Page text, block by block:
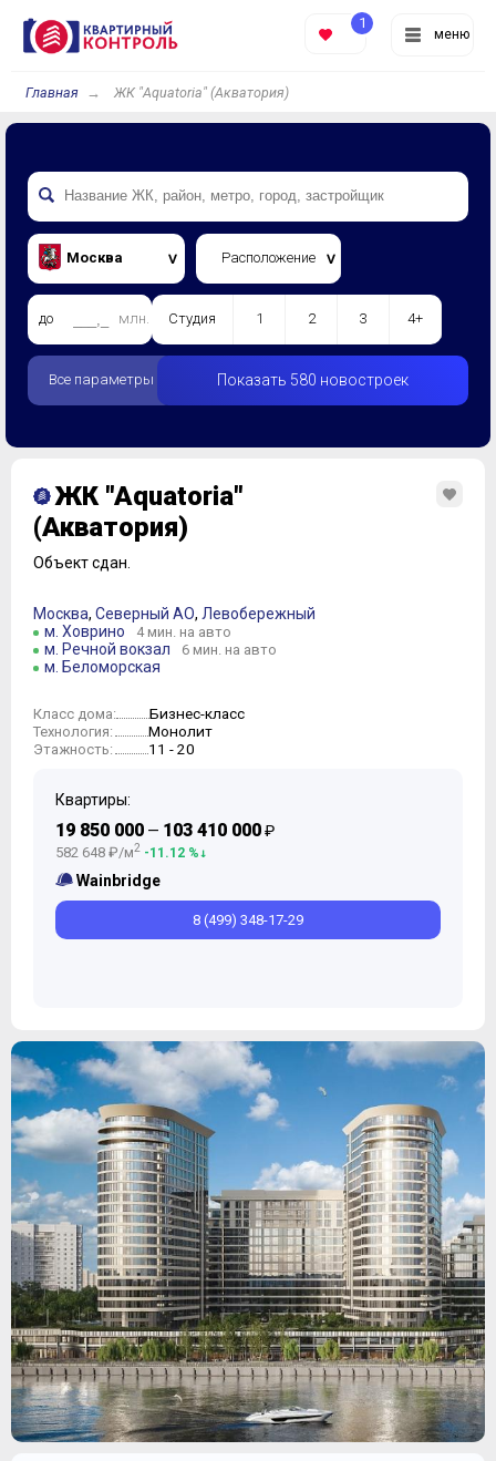
меню
1
Главная ЖК "Aquatoria" (Акватория)
Москва Расположение
до млн. Студия 1 2 3 4+
Все параметры Показать 580 новостроек
ЖК "Aquatoria"
(Акватория)
Объект сдан.
Москва, Северный АО, Левобережный
м. Ховрино
4 мин. на авто
м. Речной вокзал 6 мин. на авто
м. Беломорская
Класс дома: Бизнес-класс
Технология: Монолит
Этажность: 11 - 20
Квартиры:
19 850 000 — 103 410 000₽
582 648 ₽/м2 -11.12 %
Wainbridge
8 (499) 348-17-29